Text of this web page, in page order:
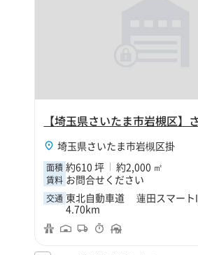
埼玉県さいたま市岩槻区掛
面積 約610 坪 約2,000 ㎡
賃料 お問合せください
交通 東北自動車道 蓮田スマート
4.70km